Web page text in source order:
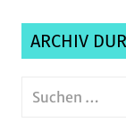
ARCHIV
Suchen